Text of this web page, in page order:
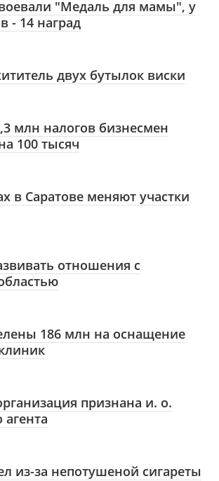
"Медаль для мамы", у
- 14 наград
двух бутылок виски
млн налогов бизнесмен
100 тысяч
в Саратове меняют участки
отношения с
186 млн на оснащение
признана и. о.
агента
из-за непотушеной сигареты